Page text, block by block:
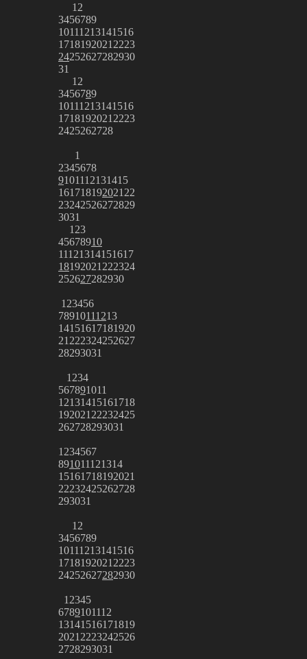
1 2
3456789
10111213141516
1718192021 2223
24252627282930
31
1 2
3456789
10111213141516
1718192021 2223
2425262728
1
2345678
9101112131415
161718192021 22
23242526272829
3031
1 23
45678910
11121314151617
18192021 222324
252627282930
1 23456
78910111213
14151617181920
21 222324252627
28293031
1 234
567891011
12131415161718
192021 22232425
262728293031
1 234567
891011121314
15161718192021
22232425262728
293031
1 2
3456789
10111213141516
1718192021 2223
24252627282930
1 2345
6789101112
13141516171819
2021 2223242526
2728293031